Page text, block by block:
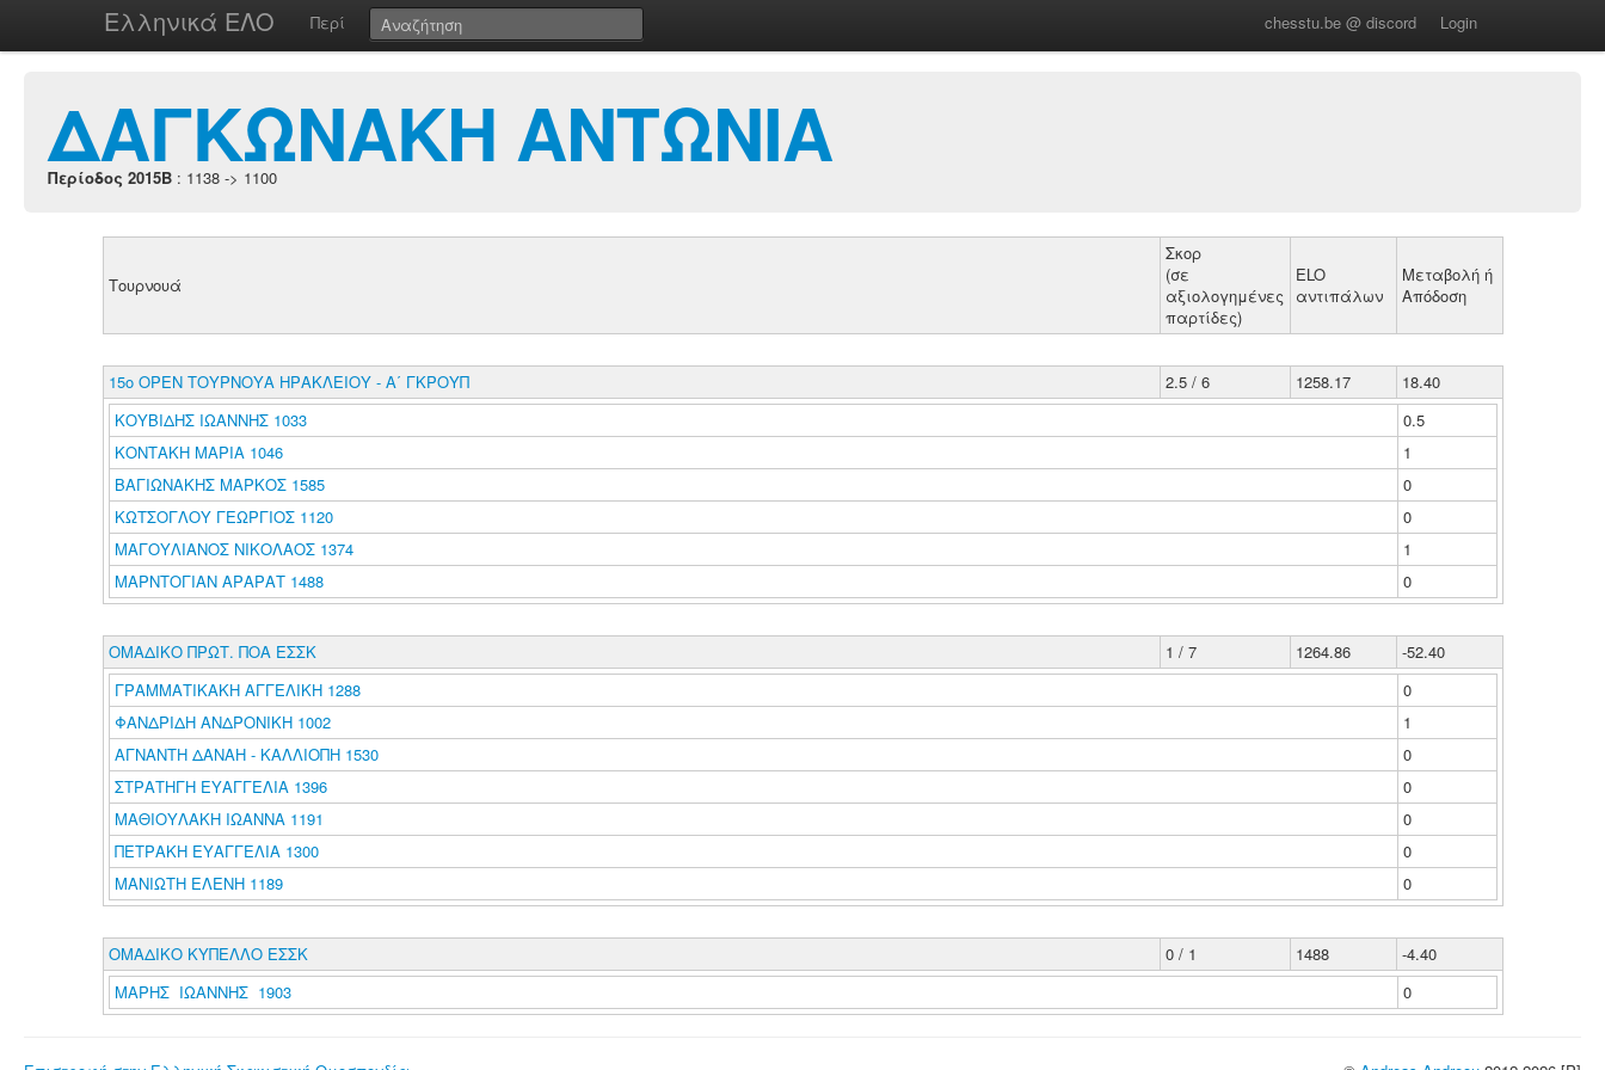
Ελληνικά ΕΛΟ Περί chesstu.be @ discord Login
ΔΑΓΚΩΝΑΚΗ ΑΝΤΩΝΙΑ
Περίοδος 2015B : 1138 -> 1100
Τουρνουά
Σκορ
(σε
αξιολογημένες
παρτίδες)
ELO
αντιπάλων
Μεταβολή ή
Απόδοση
15ο ΟΡΕΝ ΤΟΥΡΝΟΥΑ ΗΡΑΚΛΕΙΟΥ - Α΄ ΓΚΡΟΥΠ 2.5 / 6 1258.17
18.40
ΚΟΥΒΙΔΗΣ ΙΩΑΝΝΗΣ 1033
0.5
ΚΟΝΤΑΚΗ ΜΑΡΙΑ 1046
1
ΒΑΓΙΩΝΑΚΗΣ ΜΑΡΚΟΣ 1585
0
ΚΩΤΣΟΓΛΟΥ ΓΕΩΡΓΙΟΣ 1120
0
ΜΑΓΟΥΛΙΑΝΟΣ ΝΙΚΟΛΑΟΣ 1374
1
ΜΑΡΝΤΟΓΙΑΝ ΑΡΑΡΑΤ 1488
0
ΟΜΑΔΙΚΟ ΠΡΩΤ. ΠΟΑ ΕΣΣΚ 1 / 7 1264.86
-52.40
ΓΡΑΜΜΑΤΙΚΑΚΗ ΑΓΓΕΛΙΚΗ 1288
0
ΦΑΝΔΡΙΔΗ ΑΝΔΡΟΝΙΚΗ 1002
1
ΑΓΝΑΝΤΗ ΔΑΝΑΗ - ΚΑΛΛΙΟΠΗ 1530
0
ΣΤΡΑΤΗΓΗ ΕΥΑΓΓΕΛΙΑ 1396
0
ΜΑΘΙΟΥΛΑΚΗ ΙΩΑΝΝΑ 1191
0
ΠΕΤΡΑΚΗ ΕΥΑΓΓΕΛΙΑ 1300
0
ΜΑΝΙΩΤΗ ΕΛΕΝΗ 1189
0
ΟΜΑΔΙΚΟ ΚΥΠΕΛΛΟ ΕΣΣΚ 0 / 1 1488
-4.40
ΜΑΡΗΣ ΙΩΑΝΝΗΣ 1903
0